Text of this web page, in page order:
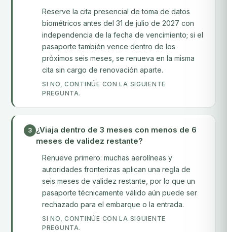
Reserve la cita presencial de toma de datos
biométricos antes del 31 de julio de 2027 con
independencia de la fecha de vencimiento; si el
pasaporte también vence dentro de los
próximos seis meses, se renueva en la misma
cita sin cargo de renovación aparte.
SI NO, CONTINÚE CON LA SIGUIENTE
PREGUNTA.
3 ¿Viaja dentro de 3 meses con menos de 6
meses de validez restante?
Renueve primero: muchas aerolíneas y
autoridades fronterizas aplican una regla de
seis meses de validez restante, por lo que un
pasaporte técnicamente válido aún puede ser
rechazado para el embarque o la entrada.
SI NO, CONTINÚE CON LA SIGUIENTE
PREGUNTA.